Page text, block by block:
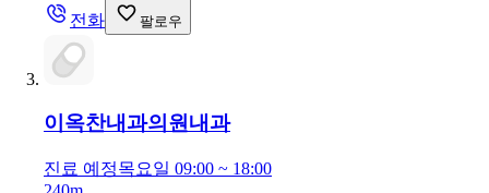
전화 팔로우
이옥찬내과의원내과
진료 예정목요일 09:00 ~ 18:00